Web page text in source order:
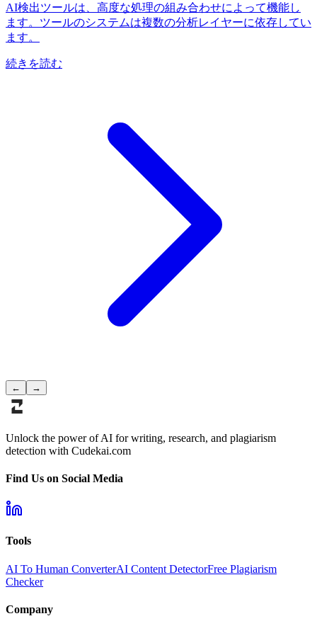
AI検出ツールは、高度な処理の組み合わせによって機能し
ます。ツールのシステムは複数の分析レイヤーに依存してい
ます。
続きを読む
← →
Unlock the power of AI for writing, research, and plagiarism
detection with Cudekai.com
Find Us on Social Media
Tools
AI To Human ConverterAI Content DetectorFree Plagiarism
Checker
Company